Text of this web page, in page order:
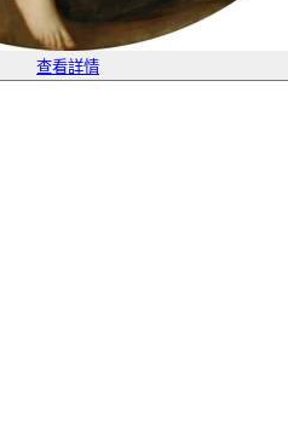
查看詳情